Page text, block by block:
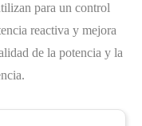
para un control
reactiva y mejora
de la potencia y la